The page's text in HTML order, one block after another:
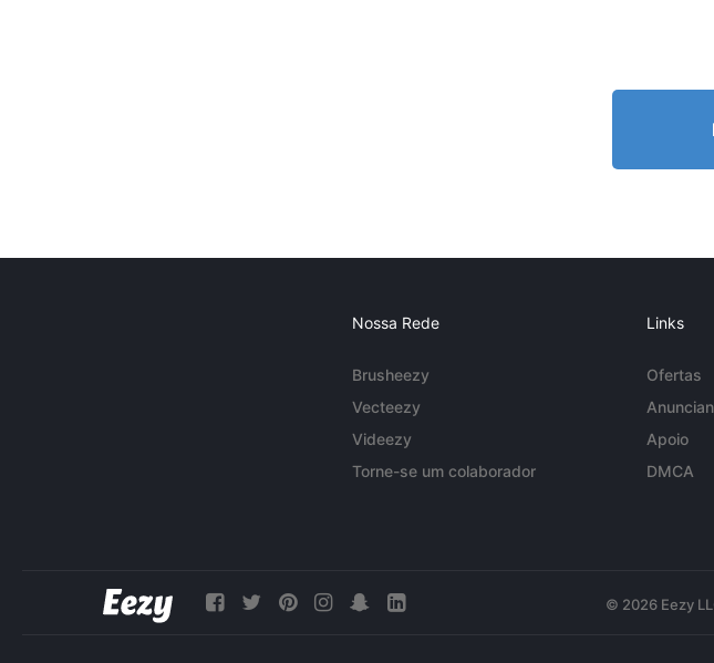
Nossa Rede
Brusheezy
Vecteezy
Videezy
Torne-se um colaborador
Links
Ofertas
Apoio
DMCA
© 2026 Eezy